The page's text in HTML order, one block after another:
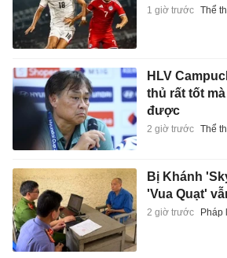
1 giờ trước Thể
HLV
thủ rất tốt
được
2 giờ trước Thể
Bị Khánh
'Vua Quạt'
2 giờ trước Pháp